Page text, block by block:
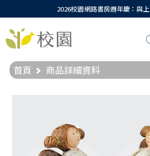
2026校園網路書房週年慶：與
首頁 商品詳細資料